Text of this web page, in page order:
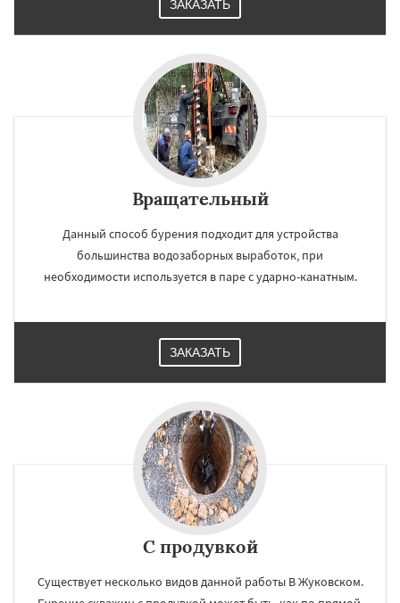
ЗАКАЗАТЬ
Вращательный
Данный способ бурения подходит для устройства
большинства водозаборных выработок, при
необходимости используется в паре с ударно-канатным.
ЗАКАЗАТЬ
С продувкой
Существует несколько видов данной работы В Жуковском.